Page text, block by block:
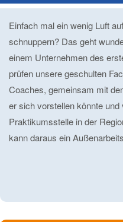
Einfach mal ein wenig Luft
schnuppern? Das geht
einem Unternehmen des
prüfen unsere geschulten
Coaches, gemeinsam mit
er sich vorstellen könnte
Praktikumsstelle in der
kann daraus ein